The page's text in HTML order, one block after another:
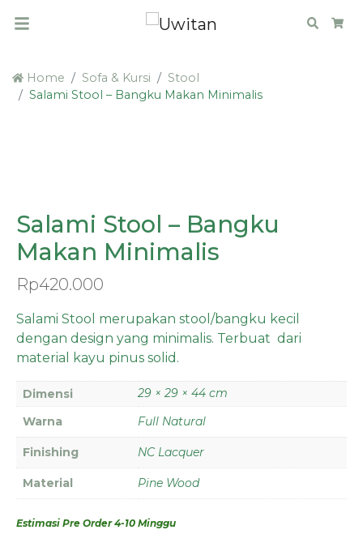
Search
Home Sofa & Kursi
Stool
Salami Stool – Bangku Makan Minimalis
Salami Stool – Bangku
Makan Minimalis
Rp420.000
Salami Stool merupakan stool/bangku kecil
dengan design yang minimalis. Terbuat dari
material kayu pinus solid.
Dimensi
29 × 29 × 44 cm
Warna
Full Natural
Finishing NC Lacquer
Material Pine Wood
Estimasi Pre Order 4-10 Minggu